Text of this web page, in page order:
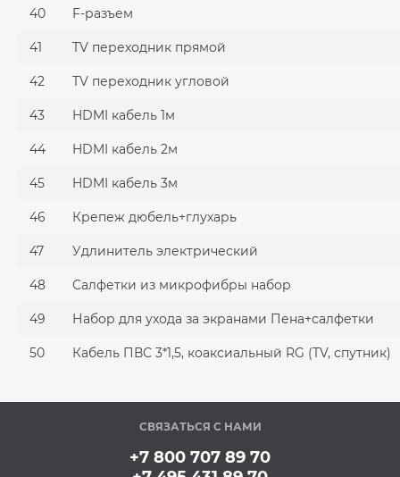
40 F-разъем
41 TV переходник прямой
42 TV переходник угловой
43 HDMI кабель 1м
44 HDMI кабель 2м
45 HDMI кабель 3м
46 Крепеж дюбель+глухарь
47 Удлинитель электрический
48 Салфетки из микрофибры набор
49 Набор для ухода за экранами Пена+салфетки
50 Кабель ПВС 3*1,5, коаксиальный RG (TV, спутник)
СВЯЗАТЬСЯ С НАМИ
+7 800 707 89 70